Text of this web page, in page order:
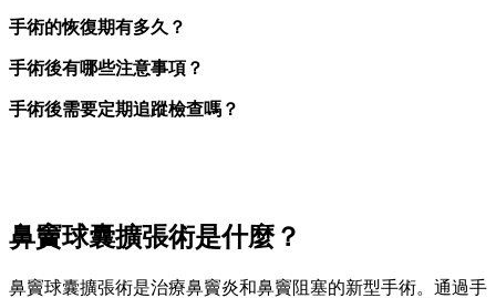
手術的恢復期有多久？
手術後有哪些注意事項？
手術後需要定期追蹤檢查嗎？
鼻竇球囊擴張術是什麼？
鼻竇球囊擴張術是治療鼻竇炎和鼻竇阻塞的新型手術。通過手